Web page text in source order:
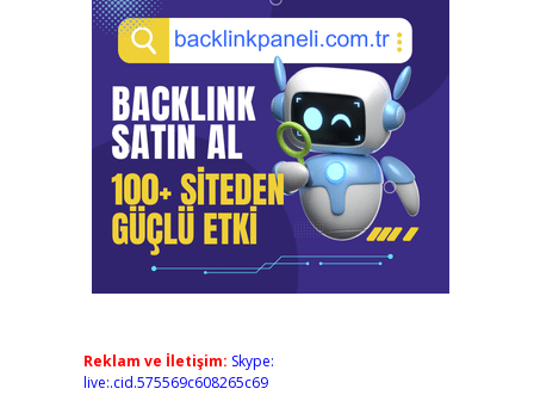
Reklam ve İletişim: Skype:
live:.cid.575569c608265c69